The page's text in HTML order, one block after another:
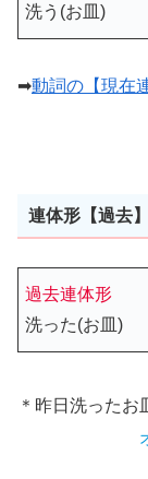
洗う(お皿)
➡動詞の【現在
連体形【過去】
過去連体形
洗った(お皿)
＊昨日洗ったお